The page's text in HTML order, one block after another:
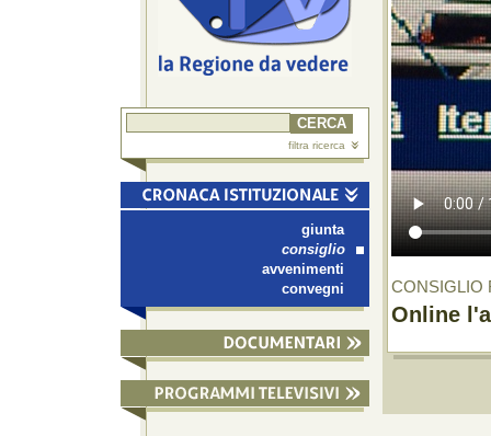
filtra ricerca
giunta
consiglio
avvenimenti
convegni
CONSIGLIO
Online